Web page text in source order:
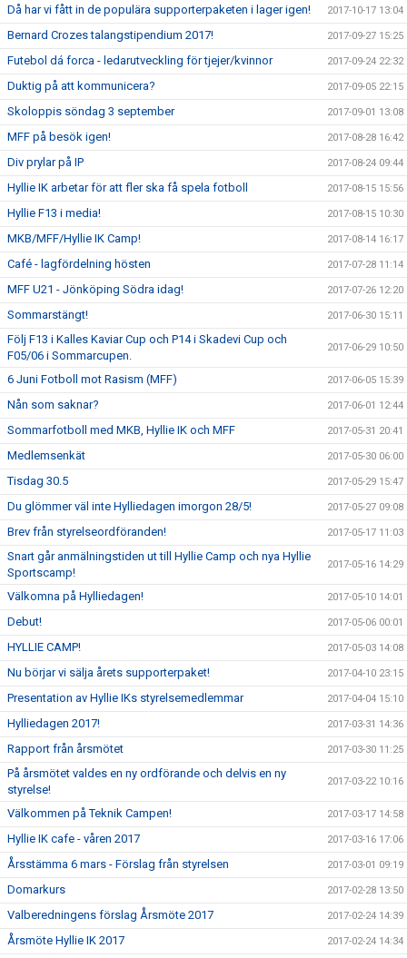
Då har vi fått in de populära supporterpaketen i lager igen! 2017-10-17 13:04
Bernard Crozes talangstipendium 2017! 2017-09-27 15:25
Futebol dá forca - ledarutveckling för tjejer/kvinnor 2017-09-24 22:32
Duktig på att kommunicera? 2017-09-05 22:15
Skoloppis söndag 3 september 2017-09-01 13:08
MFF på besök igen! 2017-08-28 16:42
Div prylar på IP 2017-08-24 09:44
Hyllie IK arbetar för att fler ska få spela fotboll 2017-08-15 15:56
Hyllie F13 i media! 2017-08-15 10:30
MKB/MFF/Hyllie IK Camp! 2017-08-14 16:17
Café - lagfördelning hösten 2017-07-28 11:14
MFF U21 - Jönköping Södra idag! 2017-07-26 12:20
Sommarstängt! 2017-06-30 15:11
Följ F13 i Kalles Kaviar Cup och P14 i Skadevi Cup och
F05/06 i Sommarcupen.
2017-06-29 10:50
6 Juni Fotboll mot Rasism (MFF) 2017-06-05 15:39
Nån som saknar? 2017-06-01 12:44
Sommarfotboll med MKB, Hyllie IK och MFF 2017-05-31 20:41
Medlemsenkät 2017-05-30 06:00
Tisdag 30.5 2017-05-29 15:47
Du glömmer väl inte Hylliedagen imorgon 28/5! 2017-05-27 09:08
Brev från styrelseordföranden! 2017-05-17 11:03
Snart går anmälningstiden ut till Hyllie Camp och nya Hyllie
Sportscamp!
2017-05-16 14:29
Välkomna på Hylliedagen! 2017-05-10 14:01
Debut! 2017-05-06 00:01
HYLLIE CAMP! 2017-05-03 14:08
Nu börjar vi sälja årets supporterpaket! 2017-04-10 23:15
Presentation av Hyllie IKs styrelsemedlemmar 2017-04-04 15:10
Hylliedagen 2017! 2017-03-31 14:36
Rapport från årsmötet 2017-03-30 11:25
På årsmötet valdes en ny ordförande och delvis en ny
styrelse!
2017-03-22 10:16
Välkommen på Teknik Campen! 2017-03-17 14:58
Hyllie IK cafe - våren 2017 2017-03-16 17:06
Årsstämma 6 mars - Förslag från styrelsen 2017-03-01 09:19
Domarkurs 2017-02-28 13:50
Valberedningens förslag Årsmöte 2017 2017-02-24 14:39
Årsmöte Hyllie IK 2017 2017-02-24 14:34